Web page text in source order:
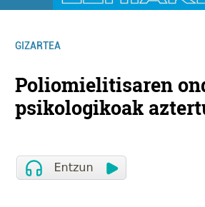
GIZARTEA
Poliomielitisaren
psikologikoak